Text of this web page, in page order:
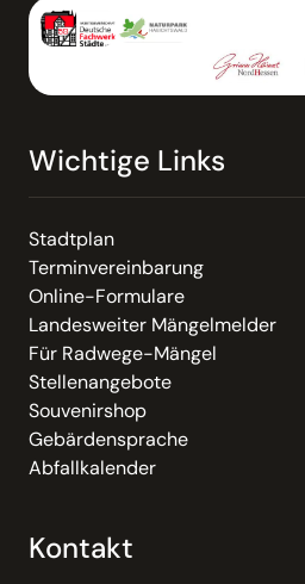
Wichtige Links
Stadtplan
Terminvereinbarung
Online-Formulare
Landesweiter Mängelmelder
Für Radwege-Mängel
Stellenangebote
Souvenirshop
Gebärdensprache
Abfallkalender
Kontakt